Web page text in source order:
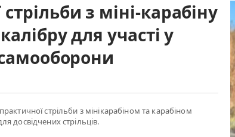
з міні-карабіну
для участі у
стрільби з мінікарабіном та карабіном
досвідчених стрільців.